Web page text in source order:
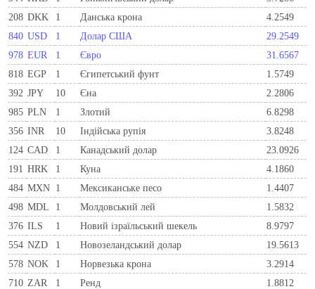
208 DKK 1 Данська крона
4.2549
840 USD 1 Долар США
29.2549
978 EUR 1 Євро
31.6567
818 EGP 1 Єгипетський фунт
1.5749
392 JPY 10 Єна
2.2806
985 PLN 1 Злотий
6.8298
356 INR 10 Індійська рупія
3.8248
124 CAD 1 Канадський долар
23.0926
191 HRK 1 Куна
4.1860
484 MXN 1 Мексиканське песо
1.4407
498 MDL 1 Молдовський лей
1.5832
376 ILS 1 Новий ізраїльський шекель
8.9797
554 NZD 1 Новозеландський долар
19.5613
578 NOK 1 Норвезька крона
3.2914
710 ZAR 1 Ренд
1.8812